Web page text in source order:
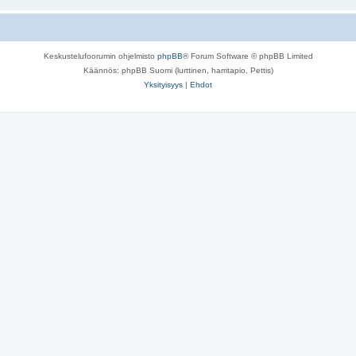
Keskustelufoorumin ohjelmisto phpBB® Forum Software © phpBB Limited
Käännös: phpBB Suomi (lurttinen, harritapio, Pettis)
Yksityisyys | Ehdot